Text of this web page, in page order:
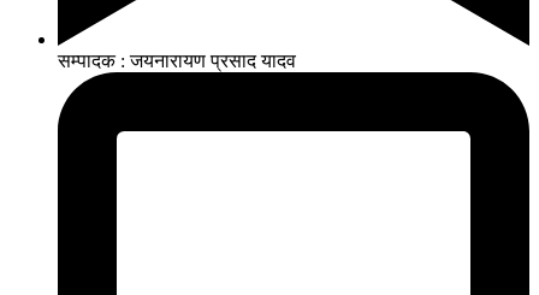
सम्पादक : जयनारायण प्रसाद यादव